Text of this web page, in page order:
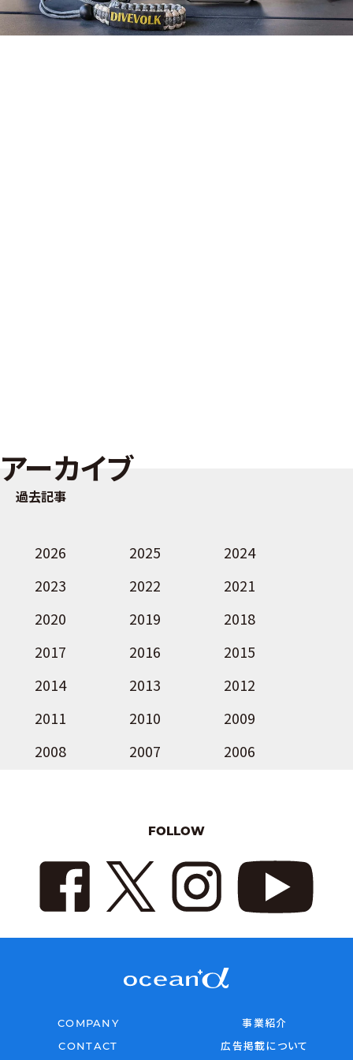
アーカイブ
過去記事
2026 2025
2024
2023
2022
2021
2020
2019
2018
2017
2016
2015
2014
2013
2012
2011
2010
2009
2008
2007 2006
FOLLOW
COMPANY
事業紹介
CONTACT
広告掲載について